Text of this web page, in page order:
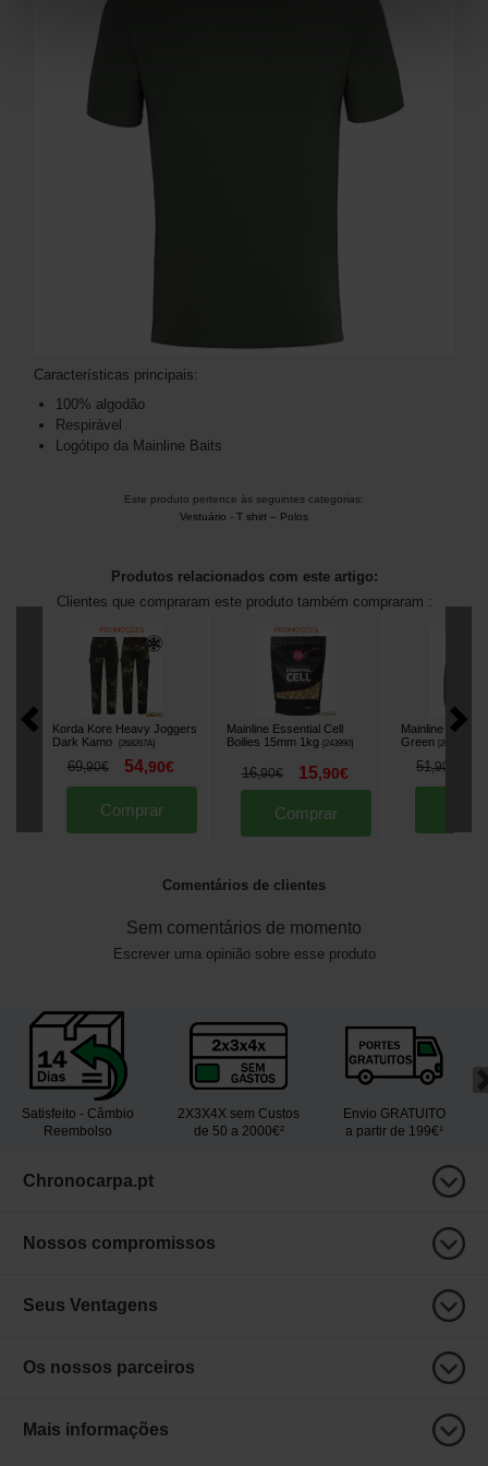
Características principais:
100% algodão
Respirável
Logótipo da Mainline Baits
Este produto pertence às seguintes categorias:
Vestuário - T shirt – Polos
Produtos relacionados com este artigo:
Clientes que compraram este produto também compraram :
Korda Kore Heavy Joggers
Dark Kamo
268267A]
69,90€ 54,90€
Comprar
Mainline Essential Cell
Boilies 15mm 1kg
243990]
16,90€ 15,90€
Comprar
Mainline Carp
Green
268557A
51,90
Comentários de clientes
Sem comentários de momento
Escrever uma opinião sobre esse produto
Satisfeito - Câmbio
Reembolso
2X3X4X sem Custos
de 50 a 2000€²
Envio GRATUITO
a partir de 199€¹
Chronocarpa.pt
Nossos compromissos
Seus Ventagens
Os nossos parceiros
Mais informações